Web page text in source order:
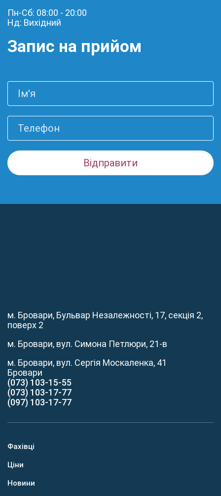
Пн-Сб: 08:00 - 20:00
Нд: Вихідний
Запис на прийом
м. Бровари, Бульвар Незалежності, 17, секція 2,
поверх 2
м. Бровари, вул. Симона Петлюри, 21-в
м. Бровари, вул. Сергія Москаленка, 41
Бровари
(073) 103-15-55
(073) 103-17-77
(097) 103-17-77
Фахівці
Ціни
Новини